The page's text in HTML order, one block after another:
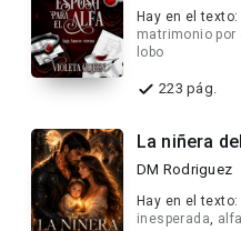
Hay en el texto:
matrimonio por
lobo
223 pág.
La niñera
DM Rodriguez
Hay en el texto:
inesperada,